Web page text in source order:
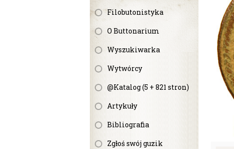
Filobutonistyka
O Buttonarium
Wyszukiwarka
Wytwórcy
@Katalog (5 + 821 stron)
Artykuły
Bibliografia
Zgłoś swój guzik